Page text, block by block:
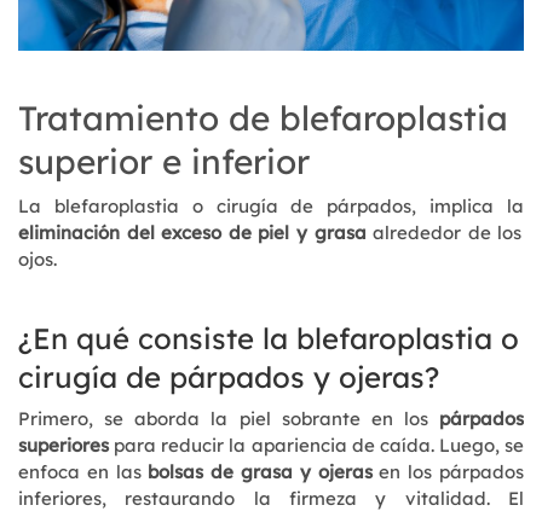
Tratamiento de blefaroplastia
superior e inferior
La blefaroplastia o cirugía de párpados, implica la
eliminación del exceso de piel y grasa alrededor de los
ojos.
¿En qué consiste la blefaroplastia o
cirugía de párpados y ojeras?
Primero, se aborda la piel sobrante en lospárpados
superiorespara reducir la apariencia de caída. Luego, se
enfoca en las bolsas de grasa y ojerasen los párpados
inferiores, restaurando la firmeza y vitalidad. El